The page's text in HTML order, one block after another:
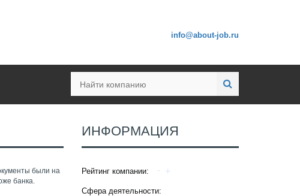
info@about-job.ru
были на
банка.
ИНФОРМАЦИЯ
Рейтинг компании:
Сфера деятельности: